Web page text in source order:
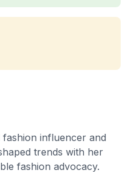
influencer and
trends with her
fashion advocacy.